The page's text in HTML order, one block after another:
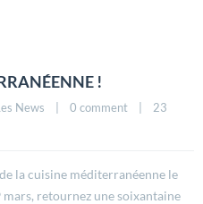
!
News 0 comment
23
la cuisine méditerranéenne le
mars, retournez une soixantaine